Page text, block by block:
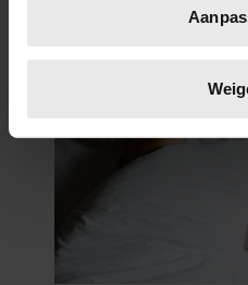
scannen op specifieke
verwerkt en stel uw
intrekken in de
We gebruiken cookies om
personaliseren, om functies
en om ons websiteverkeer
informatie over uw gebruik